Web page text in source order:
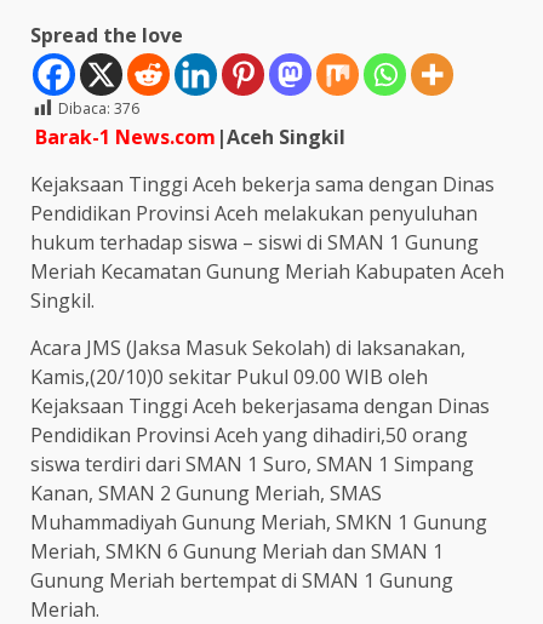
Spread the love
Dibaca: 376
Barak-1 News.com |Aceh Singkil
Kejaksaan Tinggi Aceh bekerja sama dengan Dinas
Pendidikan Provinsi Aceh melakukan penyuluhan
hukum terhadap siswa – siswi di SMAN 1 Gunung
Meriah Kecamatan Gunung Meriah Kabupaten Aceh
Singkil.
Acara JMS (Jaksa Masuk Sekolah) di laksanakan,
Kamis,(20/10)0 sekitar Pukul 09.00 WIB oleh
Kejaksaan Tinggi Aceh bekerjasama dengan Dinas
Pendidikan Provinsi Aceh yang dihadiri,50 orang
siswa terdiri dari SMAN 1 Suro, SMAN 1 Simpang
Kanan, SMAN 2 Gunung Meriah, SMAS
Muhammadiyah Gunung Meriah, SMKN 1 Gunung
Meriah, SMKN 6 Gunung Meriah dan SMAN 1
Gunung Meriah bertempat di SMAN 1 Gunung
Meriah.